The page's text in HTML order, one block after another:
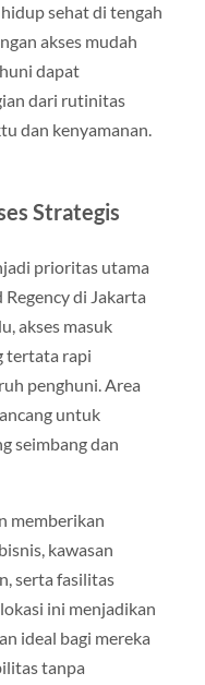
sehat di tengah
akses mudah
dapat
dari rutinitas
dan kenyamanan.
Strategis
prioritas utama
di Jakarta
akses masuk
tertata rapi
penghuni. Area
untuk
seimbang dan
memberikan
kawasan
serta fasilitas
ini menjadikan
ideal bagi mereka
tanpa